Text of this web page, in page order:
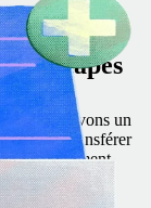
étapes
nous suivons un
vous transférer
facilement
Remote.